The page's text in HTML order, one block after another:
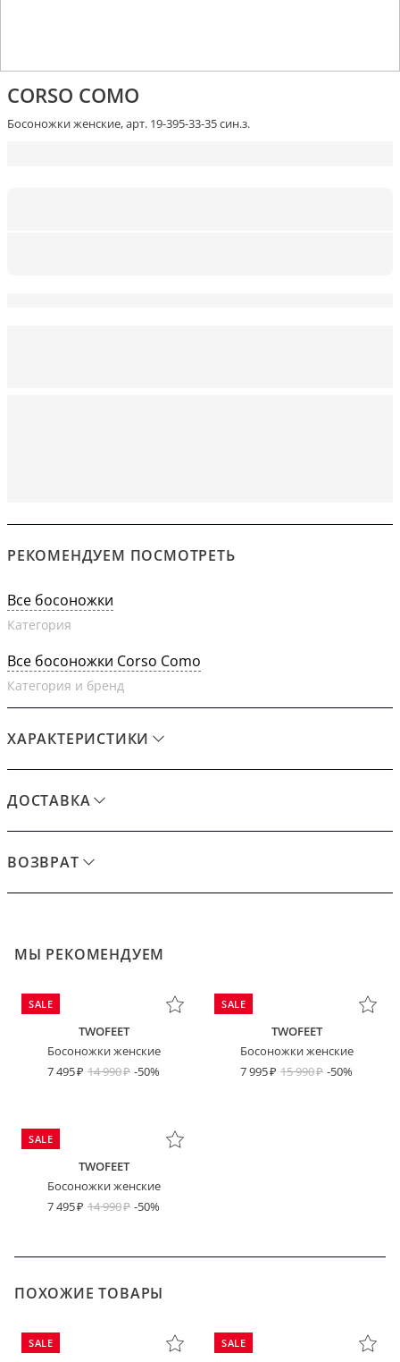
CORSO COMO
Босоножки женские, арт. 19-395-33-35 син.з.
РЕКОМЕНДУЕМ ПОСМОТРЕТЬ
Все босоножки
Категория
Все босоножки Corso Como
Категория и бренд
ХАРАКТЕРИСТИКИ
ДОСТАВКА
ВОЗВРАТ
МЫ РЕКОМЕНДУЕМ
SALE
TWOFEET
Босоножки женские
7 495
14 990 -50%
SALE
TWOFEET
Босоножки женские
7 995
15 990 -50%
SALE
TWOFEET
Босоножки женские
7 495
14 990 -50%
ПОХОЖИЕ ТОВАРЫ
SALE SALE